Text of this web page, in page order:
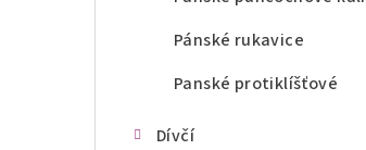
Pánské rukavice
Panské protiklíšťové
Dívčí